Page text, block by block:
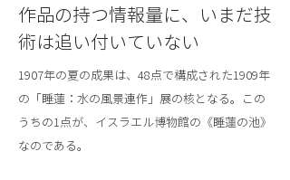
作品の持つ情報量に、いまだ技
術は追い付いていない
1907年の夏の成果は、48点で構成された1909年
の「睡蓮：水の風景連作」展の核となる。この
うちの1点が、イスラエル博物館の《睡蓮の池》
なのである。